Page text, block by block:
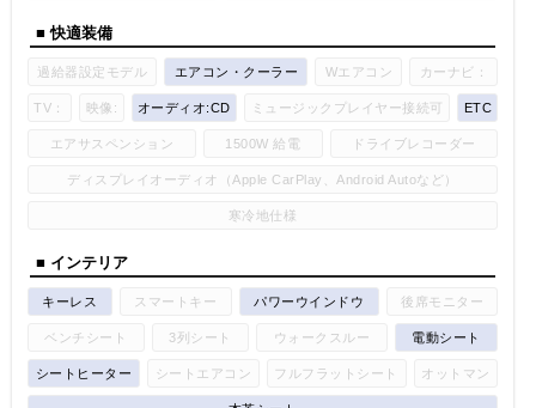
■ 快適装備
過給器設定モデル エアコン・クーラー Wエアコン カーナビ：
TV： 映像: オーディオ:CD ミュージックプレイヤー接続可 ETC
エアサスペンション 1500W 給電 ドライブレコーダー
ディスプレイオーディオ（Apple CarPlay、Android Autoなど）
寒冷地仕様
■ インテリア
キーレス スマートキー パワーウインドウ 後席モニター
ベンチシート 3列シート ウォークスルー 電動シート
シートヒーター シートエアコン フルフラットシート オットマン